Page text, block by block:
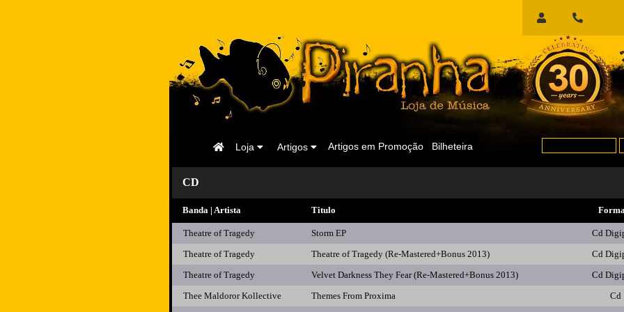
Início
Sessão
Bilheteira
Artigos em Promoção
Artigos
Loja
Página
CD
Banda | Artista Titulo
Theatre of Tragedy Storm EP Cd
Theatre of Tragedy
Theatre of Tragedy (Re-Mastered+Bonus 2013) Cd
Theatre of Tragedy
Velvet Darkness They Fear (Re-Mastered+Bonus 2013) Cd
Thee Maldoror Kollective
Themes From Proxima Cd